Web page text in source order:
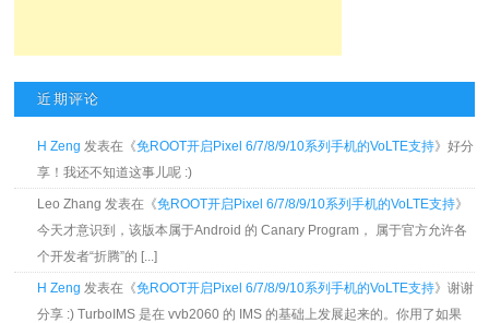
近期评论
H Zeng 发表在《免ROOT开启Pixel 6/7/8/9/10系列手机的VoLTE支持》好分
享！我还不知道这事儿呢 :)
Leo Zhang 发表在《免ROOT开启Pixel 6/7/8/9/10系列手机的VoLTE支持》
今天才意识到，该版本属于Android 的 Canary Program， 属于官方允许各
个开发者“折腾”的 [...]
H Zeng 发表在《免ROOT开启Pixel 6/7/8/9/10系列手机的VoLTE支持》谢谢
分享 :) TurboIMS 是在 vvb2060 的 IMS 的基础上发展起来的。你用了如果